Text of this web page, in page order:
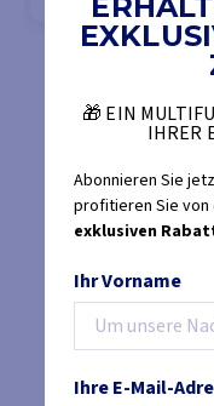
🎁 EIN
IHRER
Abonnieren Sie
profitieren Sie von
exklusiven
Ihr Vorname
Ihre E-Mail-